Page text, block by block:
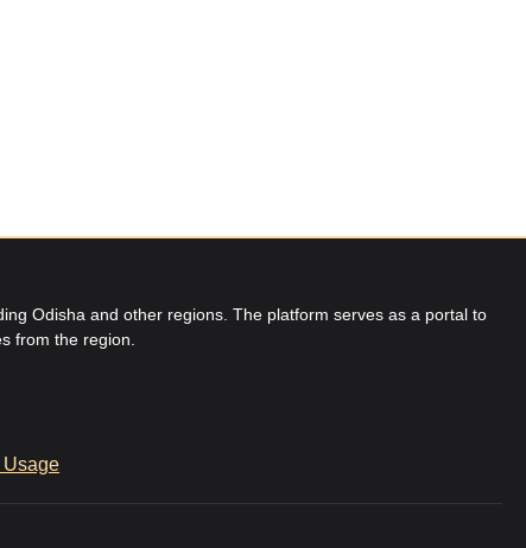
Odisha and other regions. The platform serves as a portal to
from the region.
Usage